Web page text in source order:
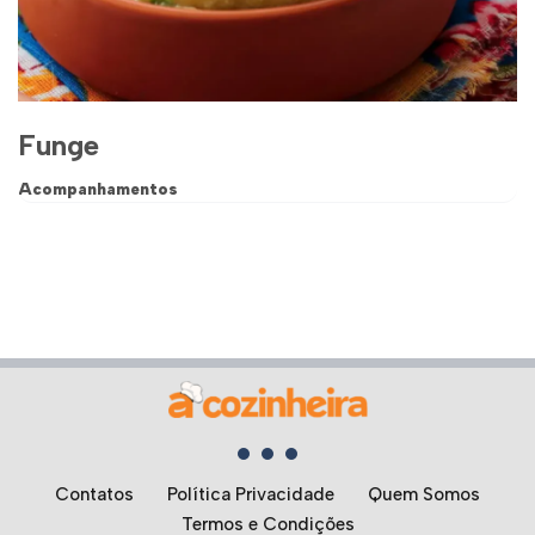
Funge
Acompanhamentos
Contatos Política Privacidade
Quem Somos
Termos e Condições